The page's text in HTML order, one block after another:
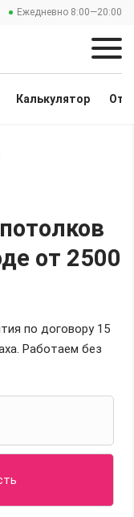
Ежедневно 8:00—20:00
Калькулятор
от 2500
по договору 15
Работаем без